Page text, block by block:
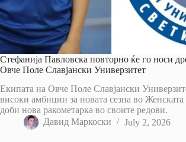
Стефанија Павловска повторно ќе го носи
Овче Поле Славјански Универзитет
Екипата на Овче Поле Славјански
високи амбиции за новата сезна во
доби нова ракометарка во своите редови.
Давид Маркоски
July 2, 2026